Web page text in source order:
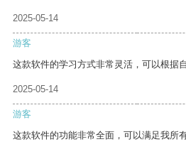
2025-05-14
游客
这款软件的学习方式非常灵活，可以根据
2025-05-14
游客
这款软件的功能非常全面，可以满足我所有